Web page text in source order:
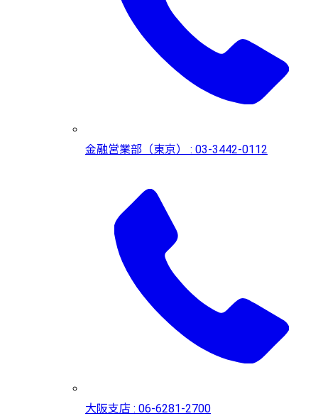
金融営業部（東京） : 03-3442-0112
大阪支店 : 06-6281-2700